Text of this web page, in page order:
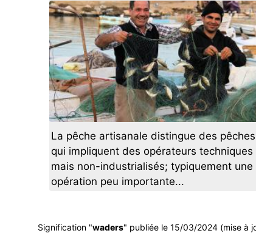
La pêche artisanale distingue des pêches
qui impliquent des opérateurs techniques
mais non-industrialisés; typiquement une
opération peu importante...
Signification "waders" publiée le 15/03/2024 (mise à